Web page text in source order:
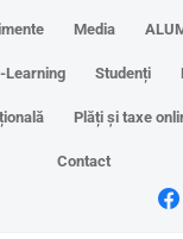
Media
Learning Studenți
Plăți și taxe
Contact